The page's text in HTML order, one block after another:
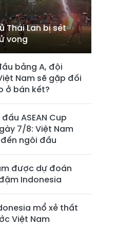
Thái Lan bị sét
vong
bảng A, đội
Nam sẽ gặp đối
ở bán kết?
ASEAN Cup
7/8: Việt Nam
ngôi đầu
được dự đoán
Indonesia
mổ xẻ thất
Việt Nam